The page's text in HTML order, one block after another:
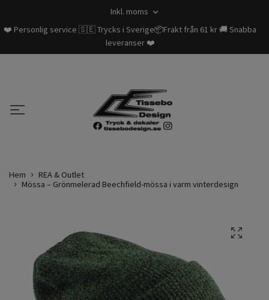
Inkl. moms
❤️ Personlig service 🇸🇪 Trycks i Sverige📦Frakt från 61 kr 🚚 Snabba
leveranser ❤️
Hem
REA & Outlet
Mössa – Grönmelerad Beechfield-mössa i varm vinterdesign